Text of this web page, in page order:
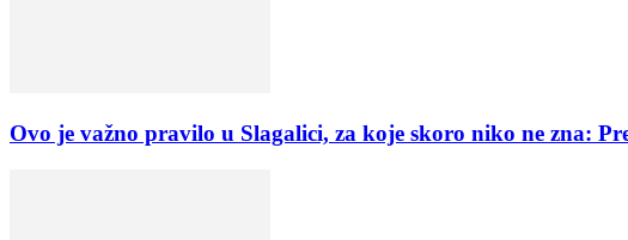
Ovo je važno pravilo u Slagalici, za koje skoro niko ne zna: